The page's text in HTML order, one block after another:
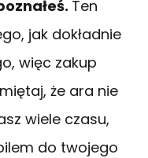
Ten
jak dokładnie
więc zakup
że ara nie
wiele czasu,
do twojego